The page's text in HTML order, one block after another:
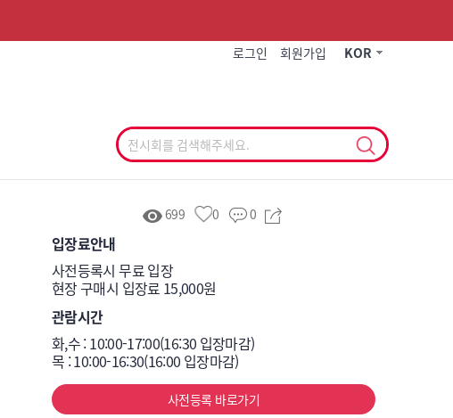
로그인 회원가입 KOR
699 0 0
입장료안내
사전등록시 무료 입장
현장 구매시 입장료 15,000원
관람시간
화,수 : 10:00-17:00(16:30 입장마감)
목 : 10:00-16:30(16:00 입장마감)
사전등록 바로가기